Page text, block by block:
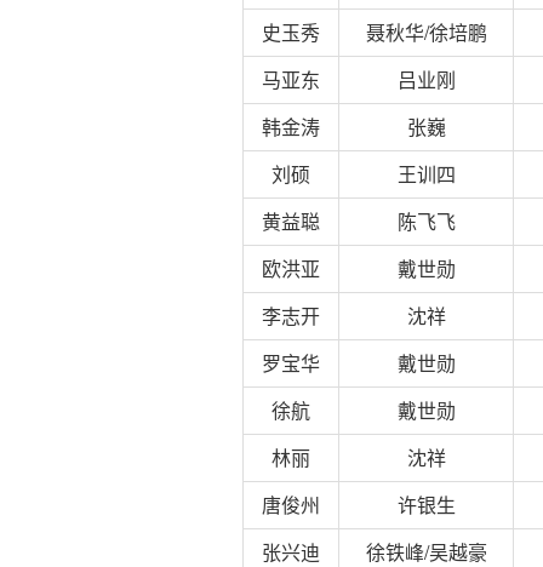
史玉秀
聂秋华/徐培鹏
马亚东
吕业刚
韩金涛
张巍
刘硕
王训四
黄益聪
陈飞飞
欧洪亚
戴世勋
李志开
沈祥
罗宝华
戴世勋
徐航
戴世勋
林丽
沈祥
唐俊州
许银生
张兴迪
徐铁峰/吴越豪